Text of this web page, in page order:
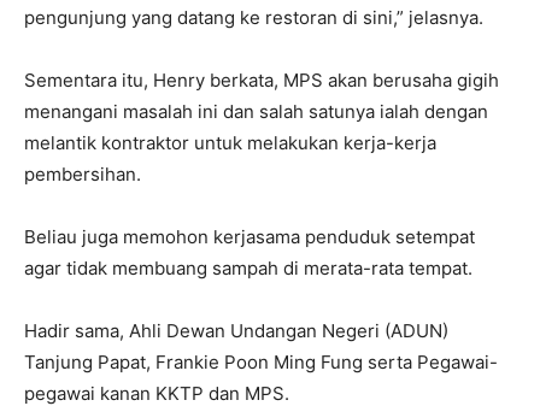
pengunjung yang datang ke restoran di sini,” jelasnya.
Sementara itu, Henry berkata, MPS akan berusaha gigih
menangani masalah ini dan salah satunya ialah dengan
melantik kontraktor untuk melakukan kerja-kerja
pembersihan.
Beliau juga memohon kerjasama penduduk setempat
agar tidak membuang sampah di merata-rata tempat.
Hadir sama, Ahli Dewan Undangan Negeri (ADUN)
Tanjung Papat, Frankie Poon Ming Fung serta Pegawai-
pegawai kanan KKTP dan MPS.